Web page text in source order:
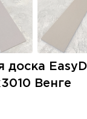
доска
Венге